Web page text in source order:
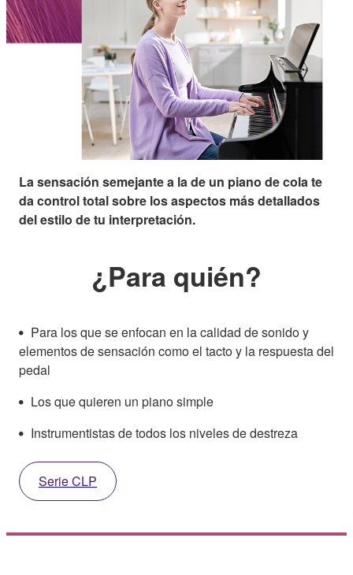
La sensación semejante a la de un piano de cola te
da control total sobre los aspectos más detallados
del estilo de tu interpretación.
¿Para quién?
Para los que se enfocan en la calidad de sonido y
elementos de sensación como el tacto y la respuesta del
pedal
Los que quieren un piano simple
Instrumentistas de todos los niveles de destreza
Serie CLP